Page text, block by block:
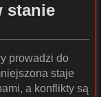
stanie
prowadzi do
staje
a konflikty są